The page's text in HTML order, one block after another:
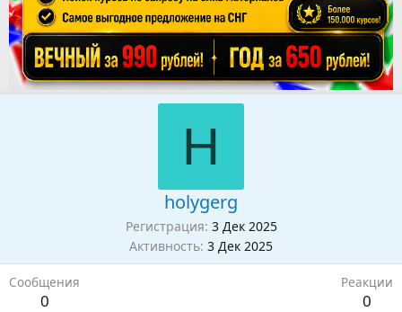
H
holygerg
Регистрация 3 Дек 2025
Активность 3 Дек 2025
Сообщения
0
Реакции
0